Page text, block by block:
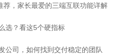
荐，家长最爱的三端互联功能详解
选？看这5个硬指标
公司，如何找到交付稳定的团队